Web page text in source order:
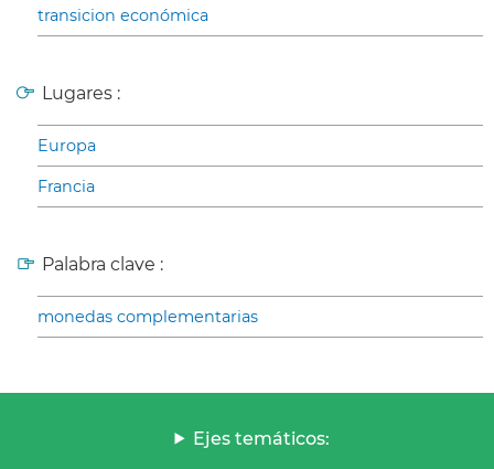
transicion económica
Lugares :
Europa
Francia
Palabra clave :
monedas complementarias
Ejes temáticos: